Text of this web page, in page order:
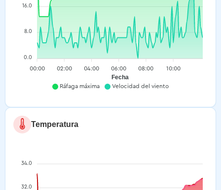
Ráfaga máxima Velocidad del viento
00:00 02:00 04:00 06:00 08:00 10:00
Fecha
16.0
8.0
0.0
Temperatura
34.0
32.0